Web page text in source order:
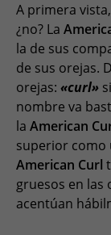
A primera
¿no? La
la de sus
de sus orejas.
orejas: «curl»
nombre va
la American
superior como
American Curl
gruesos en las
acentúan